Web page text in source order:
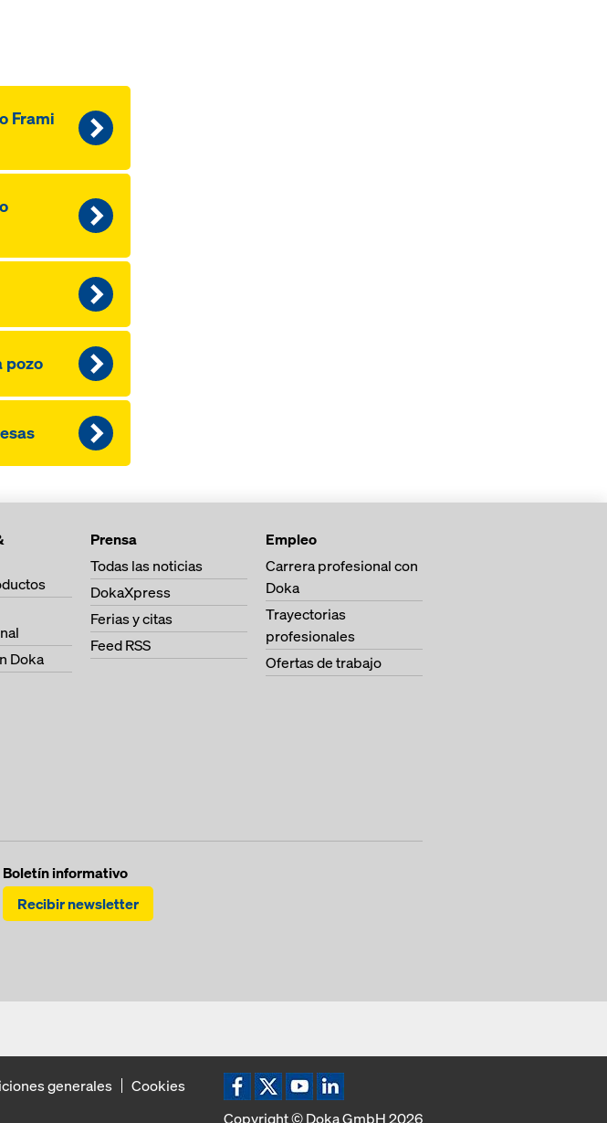
Frami
pozo
Doka
Prensa
Todas las noticias
DokaXpress
Ferias y citas
Feed RSS
Empleo
Carrera profesional con
Doka
Trayectorias
profesionales
Ofertas de trabajo
Boletín informativo
Recibir newsletter
generales
Cookies
Copyright © Doka GmbH 2026